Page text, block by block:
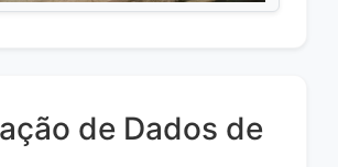
de Dados de